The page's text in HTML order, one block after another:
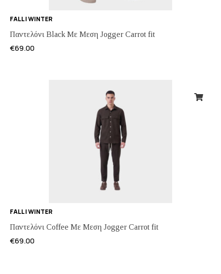
FALL | WINTER
Παντελόνι Black Με Μεση Jogger Carrot fit
€69.00
FALL | WINTER
Παντελόνι Coffee Με Μεση Jogger Carrot fit
€69.00